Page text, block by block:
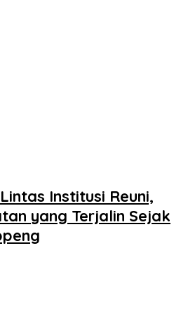
Institusi Reuni,
yang Terjalin Sejak